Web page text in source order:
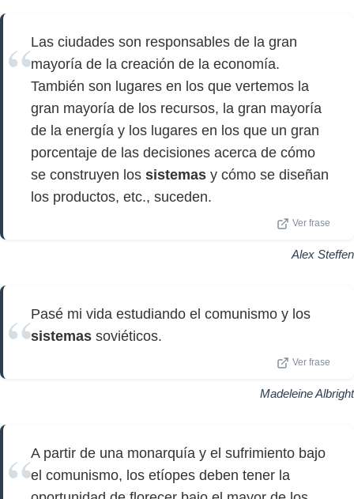
Las ciudades son responsables de la gran
mayoría de la creación de la economía.
También son lugares en los que vertemos la
gran mayoría de los recursos, la gran mayoría
de la energía y los lugares en los que un gran
porcentaje de las decisiones acerca de cómo
se construyen los sistemas y cómo se diseñan
los productos, etc., suceden.
Ver frase
Alex Steffen
Pasé mi vida estudiando el comunismo y los
sistemas soviéticos.
Ver frase
Madeleine Albright
A partir de una monarquía y el sufrimiento bajo
el comunismo, los etíopes deben tener la